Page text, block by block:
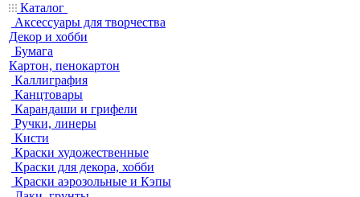
Каталог
Аксессуары для творчества
Декор и хобби
Бумага
Картон, пенокартон
Каллиграфия
Канцтовары
Карандаши и грифели
Ручки, линеры
Кисти
Краски художественные
Краски для декора, хобби
Краски аэрозольные и Кэпы